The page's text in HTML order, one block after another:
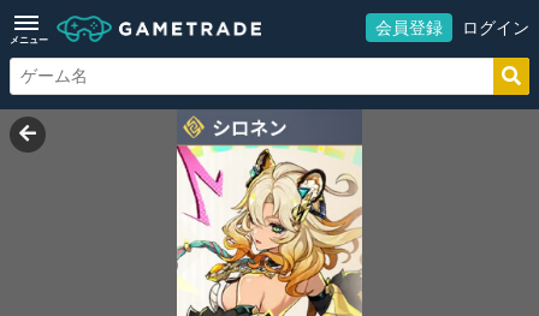
メニュー
会員登録 ログイン